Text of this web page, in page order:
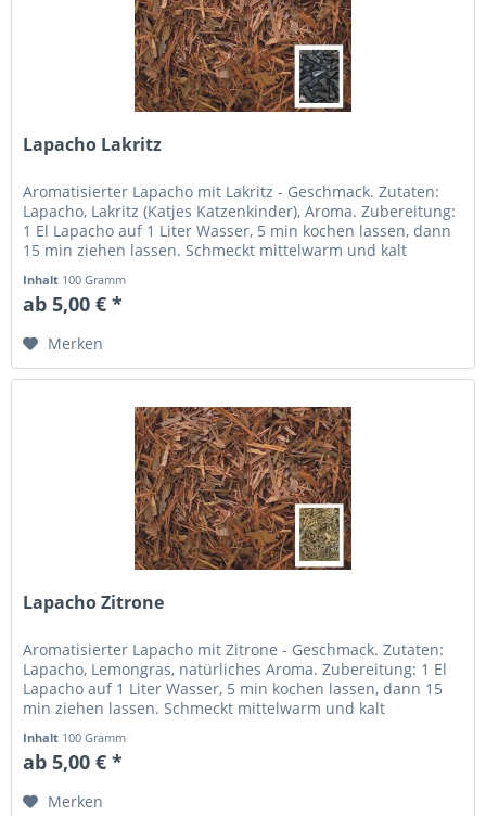
Lapacho Lakritz
Aromatisierter Lapacho mit Lakritz - Geschmack. Zutaten:
Lapacho, Lakritz (Katjes Katzenkinder), Aroma. Zubereitung:
1 El Lapacho auf 1 Liter Wasser, 5 min kochen lassen, dann
15 min ziehen lassen. Schmeckt mittelwarm und kalt
Inhalt 100 Gramm
ab 5,00 € *
Merken
Lapacho Zitrone
Aromatisierter Lapacho mit Zitrone - Geschmack. Zutaten:
Lapacho, Lemongras, natürliches Aroma. Zubereitung: 1 El
Lapacho auf 1 Liter Wasser, 5 min kochen lassen, dann 15
min ziehen lassen. Schmeckt mittelwarm und kalt
Inhalt 100 Gramm
ab 5,00 € *
Merken